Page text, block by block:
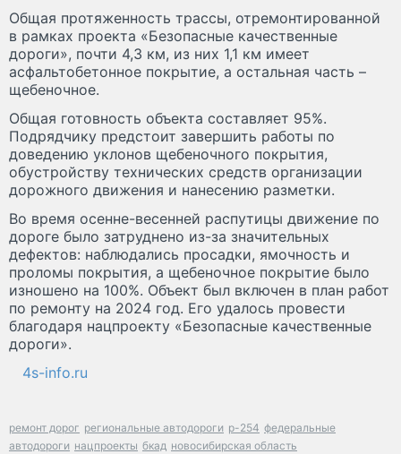
Общая протяженность трассы, отремонтированной
в рамках проекта «Безопасные качественные
дороги», почти 4,3 км, из них 1,1 км имеет
асфальтобетонное покрытие, а остальная часть –
щебеночное.
Общая готовность объекта составляет 95%.
Подрядчику предстоит завершить работы по
доведению уклонов щебеночного покрытия,
обустройству технических средств организации
дорожного движения и нанесению разметки.
Во время осенне-весенней распутицы движение по
дороге было затруднено из-за значительных
дефектов: наблюдались просадки, ямочность и
проломы покрытия, а щебеночное покрытие было
изношено на 100%. Объект был включен в план работ
по ремонту на 2024 год. Его удалось провести
благодаря нацпроекту «Безопасные качественные
дороги».
4s-info.ru
ремонт дорог региональные автодороги р-254 федеральные
автодороги нацпроекты бкад новосибирская область